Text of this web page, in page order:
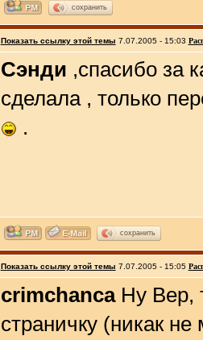
сохранить
Показать ссылку этой темы 7.07.2005 - 15:03
Сэнди ,спасибо за
сделала , только
.
сохранить
Показать ссылку этой темы 7.07.2005 - 15:05
crimchancaНу Вер,
страничку (никак не